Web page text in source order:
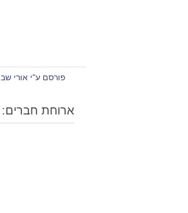
פורסם ע"י אורי
ארוחת חברים: